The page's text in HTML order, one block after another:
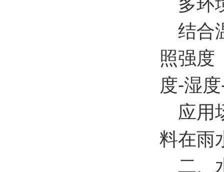
多环
结合
照强度
度-湿
应用
料在雨
二、